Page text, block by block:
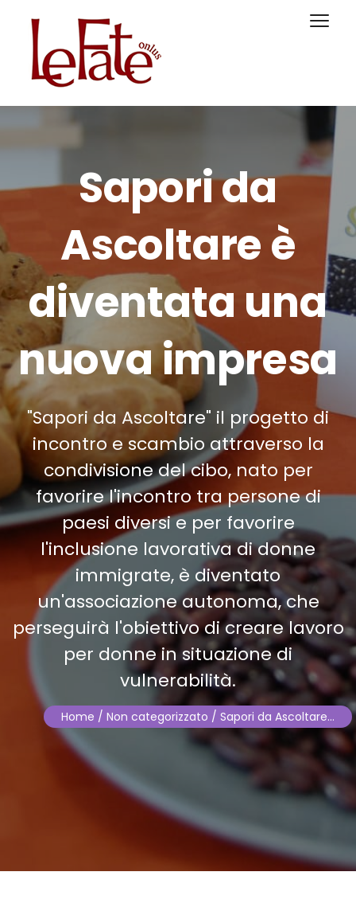
Sapori da
Ascoltare è
diventata una
nuova impresa
"Sapori da Ascoltare" il progetto di
incontro e scambio attraverso la
condivisione del cibo, nato per
favorire l'incontro tra persone di
paesi diversi e per favorire
l'inclusione lavorativa di donne
immigrate, è diventato
un'associazione autonoma, che
perseguirà l'obiettivo di creare lavoro
per donne in situazione di
vulnerabilità.
Home / Non categorizzato / Sapori da Ascoltare…